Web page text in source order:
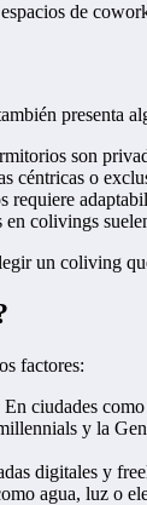
de
presenta
son
céntricas o
requiere
colivings
un coliving
factores:
En ciudades
y la
digitales y
agua, luz o